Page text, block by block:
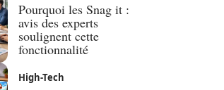
Pourquoi les Snag it :
avis des experts
soulignent cette
fonctionnalité
High-Tech